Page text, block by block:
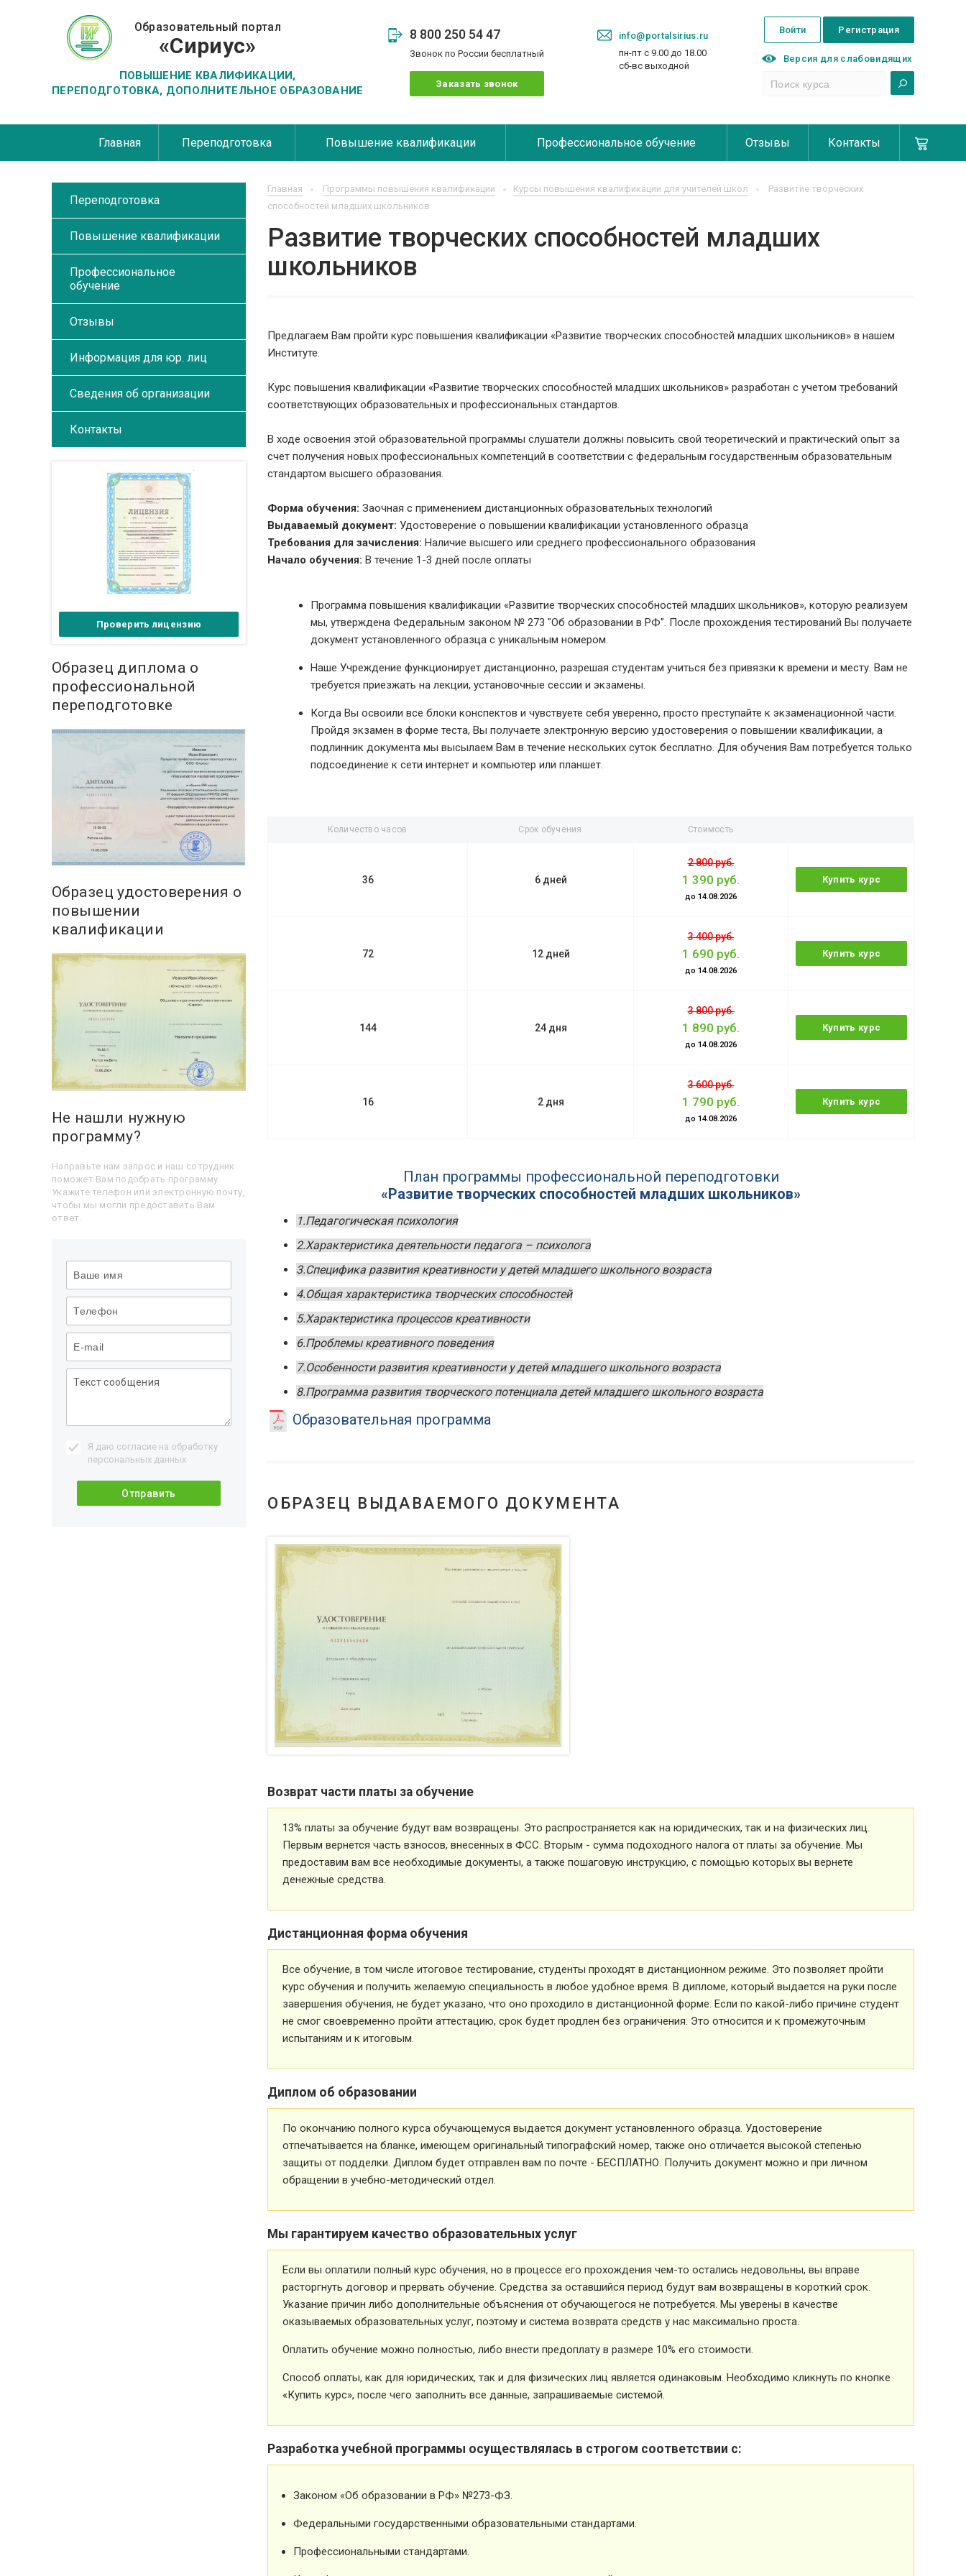
Образовательный портал
«Сириус»
ПОВЫШЕНИЕ КВАЛИФИКАЦИИ,
ПЕРЕПОДГОТОВКА, ДОПОЛНИТЕЛЬНОЕ ОБРАЗОВАНИЕ
8 800 250 54 47
Звонок по России бесплатный
Заказать звонок
info@portalsirius.ru
пн-пт с 9.00 до 18.00
сб-вс выходной
Регистрация
Войти
Версия для слабовидящих
Главная Переподготовка Повышение квалификации Профессиональное обучение Отзывы Контакты
Главная Программы повышения квалификации Курсы повышения квалификации для учителей школ
Развитие творческих
способностей младших школьников
Развитие творческих способностей младших
школьников
Предлагаем Вам пройти курс повышения квалификации «Развитие творческих способностей младших школьников» в нашем
Институте.
Курс повышения квалификации «Развитие творческих способностей младших школьников» разработан с учетом требований
соответствующих образовательных и профессиональных стандартов.
В ходе освоения этой образовательной программы слушатели должны повысить свой теоретический и практический опыт за
счет получения новых профессиональных компетенций в соответствии с федеральным государственным образовательным
стандартом высшего образования.
Форма обучения: Заочная с применением дистанционных образовательных технологий
Выдаваемый документ: Удостоверение о повышении квалификации установленного образца
Требования для зачисления: Наличие высшего или среднего профессионального образования
Начало обучения: В течение 1-3 дней после оплаты
Программа повышения квалификации «Развитие творческих способностей младших школьников», которую реализуем
мы, утверждена Федеральным законом № 273 "Об образовании в РФ". После прохождения тестирований Вы получаете
документ установленного образца с уникальным номером.
Наше Учреждение функционирует дистанционно, разрешая студентам учиться без привязки к времени и месту. Вам не
требуется приезжать на лекции, установочные сессии и экзамены.
Когда Вы освоили все блоки конспектов и чувствуете себя уверенно, просто преступайте к экзаменационной части.
Пройдя экзамен в форме теста, Вы получаете электронную версию удостоверения о повышении квалификации, а
подлинник документа мы высылаем Вам в течение нескольких суток бесплатно. Для обучения Вам потребуется только
подсоединение к сети интернет и компьютер или планшет.
Количество часов Срок обучения Стоимость
36 6 дней
2 800 руб.
1 390 руб.
до 14.08.2026
Купить курс
72 12 дней
3 400 руб.
1 690 руб.
до 14.08.2026
Купить курс
144 24 дня
3 800 руб.
1 890 руб.
до 14.08.2026
Купить курс
16 2 дня
3 600 руб.
1 790 руб.
до 14.08.2026
Купить курс
План программы профессиональной переподготовки
«Развитие творческих способностей младших школьников»
1.Педагогическая психология
2.Характеристика деятельности педагога – психолога
3.Специфика развития креативности у детей младшего школьного возраста
4.Общая характеристика творческих способностей
5.Характеристика процессов креативности
6.Проблемы креативного поведения
7.Особенности развития креативности у детей младшего школьного возраста
8.Программа развития творческого потенциала детей младшего школьного возраста
Образовательная программа
ОБРАЗЕЦ ВЫДАВАЕМОГО ДОКУМЕНТА
Возврат части платы за обучение
13% платы за обучение будут вам возвращены. Это распространяется как на юридических, так и на физических лиц.
Первым вернется часть взносов, внесенных в ФСС. Вторым - сумма подоходного налога от платы за обучение. Мы
предоставим вам все необходимые документы, а также пошаговую инструкцию, с помощью которых вы вернете
денежные средства.
Дистанционная форма обучения
Все обучение, в том числе итоговое тестирование, студенты проходят в дистанционном режиме. Это позволяет пройти
курс обучения и получить желаемую специальность в любое удобное время. В дипломе, который выдается на руки после
завершения обучения, не будет указано, что оно проходило в дистанционной форме. Если по какой-либо причине студент
не смог своевременно пройти аттестацию, срок будет продлен без ограничения. Это относится и к промежуточным
испытаниям и к итоговым.
Диплом об образовании
По окончанию полного курса обучающемуся выдается документ установленного образца. Удостоверение
отпечатывается на бланке, имеющем оригинальный типографский номер, также оно отличается высокой степенью
защиты от подделки. Диплом будет отправлен вам по почте - БЕСПЛАТНО. Получить документ можно и при личном
обращении в учебно-методический отдел.
Мы гарантируем качество образовательных услуг
Если вы оплатили полный курс обучения, но в процессе его прохождения чем-то остались недовольны, вы вправе
расторгнуть договор и прервать обучение. Средства за оставшийся период будут вам возвращены в короткий срок.
Указание причин либо дополнительные объяснения от обучающегося не потребуется. Мы уверены в качестве
оказываемых образовательных услуг, поэтому и система возврата средств у нас максимально проста.
Оплатить обучение можно полностью, либо внести предоплату в размере 10% его стоимости.
Способ оплаты, как для юридических, так и для физических лиц является одинаковым. Необходимо кликнуть по кнопке
«Купить курс», после чего заполнить все данные, запрашиваемые системой.
Разработка учебной программы осуществлялась в строгом соответствии с:
Законом «Об образовании в РФ» №273-ФЗ.
Федеральными государственными образовательными стандартами.
Профессиональными стандартами.
Переподготовка
Повышение квалификации
Профессиональное
обучение
Отзывы
Информация для юр. лиц
Сведения об организации
Контакты
Проверить лицензию
Образец диплома о
профессиональной
переподготовке
Образец удостоверения о
повышении
квалификации
Не нашли нужную
программу?
Направьте нам запрос и наш сотрудник
поможет Вам подобрать программу.
Укажите телефон или электронную почту,
чтобы мы могли предоставить Вам
ответ.
Я даю согласие на обработку
персональных данных